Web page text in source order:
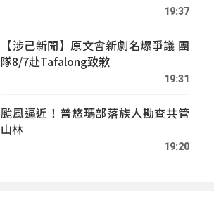
19:37
【涉己新聞】原文會新劇名爆爭議 團
隊8/7赴Tafalong致歉
19:31
颱風逼近！普悠瑪部落族人勘查共管
山林
19:20